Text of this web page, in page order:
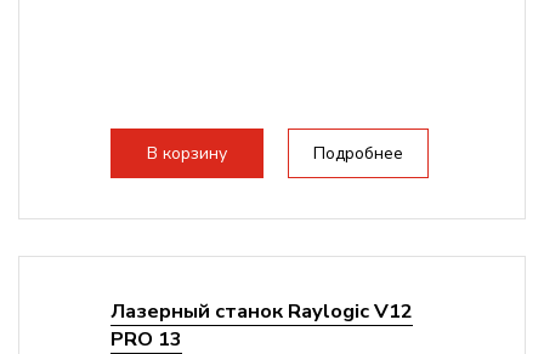
В корзину Подробнее
Лазерный станок Raylogic V12
PRO 13